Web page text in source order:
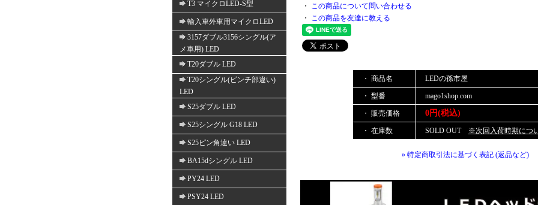
T3 マイクロLED-S型
輸入車外車用マイクロLED
3157ダブル3156シングル(ア
メ車用) LED
T20ダブル LED
T20シングル(ピンチ部違い)
LED
S25ダブル LED
S25シングル G18 LED
S25ピン角違い LED
BA15dシングル LED
PY24 LED
PSY24 LED
・ この商品について問い合わせる
・ この商品を友達に教える
・ 商品名 LEDの孫市屋
・ 型番 mago1shop.com
・ 販売価格 0円(税込)
・ 在庫数 SOLD OUT ※次回入荷時期につ
» 特定商取引法に基づく表記 (返品など)